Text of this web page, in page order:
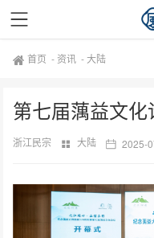
首页 - 资讯 -大陆
第七届蕅益文
浙江民宗 大陆 2025-